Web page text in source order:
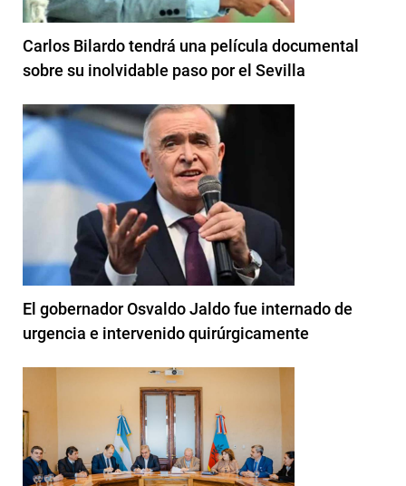
Carlos Bilardo tendrá una película documental
sobre su inolvidable paso por el Sevilla
El gobernador Osvaldo Jaldo fue internado de
urgencia e intervenido quirúrgicamente